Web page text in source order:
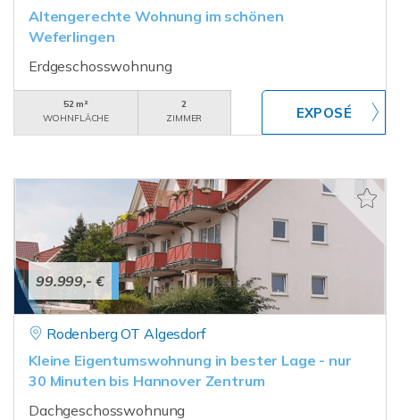
Altengerechte Wohnung im schönen
Weferlingen
Erdgeschosswohnung
52 m²
WOHNFLÄCHE
2
ZIMMER
99.999,- €
Rodenberg OT Algesdorf
Kleine Eigentumswohnung in bester Lage - nur
30 Minuten bis Hannover Zentrum
Dachgeschosswohnung